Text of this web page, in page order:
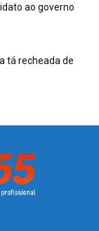
ao governo
tá recheada de